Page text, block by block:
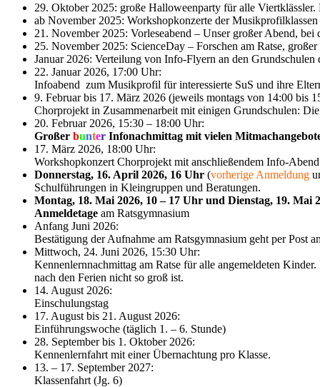
29. Oktober 2025: große Halloweenparty für alle
ab November 2025: Workshopkonzerte der Musikprofilklassen
21. November 2025: Vorleseabend – Unser großer Abend,
25. November 2025: ScienceDay – Forschen am Ratse,
Januar 2026: Verteilung von Info-Flyern an den
22. Januar 2026, 17:00 Uhr:
Infoabend zum Musikprofil für interessierte SuS und ihre
9. Februar bis 17. März 2026 (jeweils montags von 14:00 bis
Chorprojekt in Zusammenarbeit mit einigen Grundschulen:
20. Februar 2026, 15:30 – 18:00 Uhr:
Großer bunter Infonachmittag mit vielen
17. März 2026, 18:00 Uhr:
Workshopkonzert Chorprojekt mit anschließendem Info-
Donnerstag, 16. April 2026, 16 Uhr (vorherige Anmeldung
Schulführungen in Kleingruppen und Beratungen.
Montag, 18. Mai 2026, 10 – 17 Uhr und Dienstag, 19. Mai
Anmeldetage am Ratsgymnasium
Anfang Juni 2026:
Bestätigung der Aufnahme am Ratsgymnasium geht per Post
Mittwoch, 24. Juni 2026, 15:30 Uhr:
Kennenlernnachmittag am Ratse für alle angemeldeten
nach den Ferien nicht so groß ist.
14. August 2026:
Einschulungstag
17. August bis 21. August 2026:
Einführungswoche (täglich 1. – 6. Stunde)
28. September bis 1. Oktober 2026:
Kennenlernfahrt mit einer Übernachtung pro Klasse.
13. – 17. September 2027:
Klassenfahrt (Jg. 6)